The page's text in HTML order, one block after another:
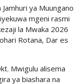
ya Muungano
mgeni rasmi
la Mwaka 2026
Rotana, Dar es
Mwigulu alisema
ya biashara na